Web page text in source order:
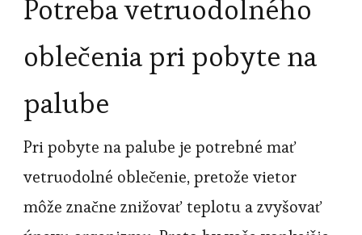
Potreba vetruodolného
oblečenia pri pobyte na
palube
Pri pobyte na palube je potrebné mať
vetruodolné oblečenie, pretože vietor
môže značne znižovať teplotu a zvyšovať